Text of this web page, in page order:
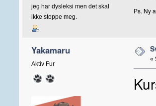
jeg har dysleksi men det skal
ikke stoppe meg.
Ps. Ny
Yakamaru
Aktiv Fur
«